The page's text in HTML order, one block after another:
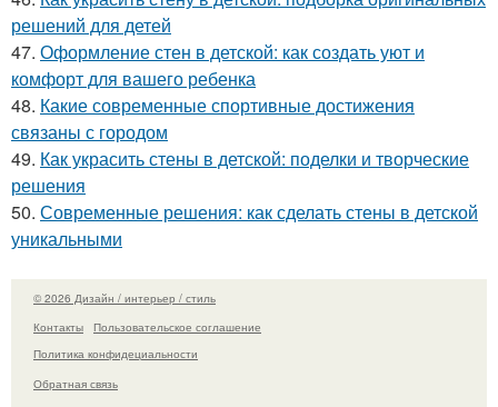
решений для детей
47. Оформление стен в детской: как создать уют и
комфорт для вашего ребенка
48. Какие современные спортивные достижения
связаны с городом
49. Как украсить стены в детской: поделки и творческие
решения
50. Современные решения: как сделать стены в детской
уникальными
© 2026 Дизайн / интерьер / стиль
Контакты
Пользовательское соглашение
Политика конфидециальности
Обратная связь